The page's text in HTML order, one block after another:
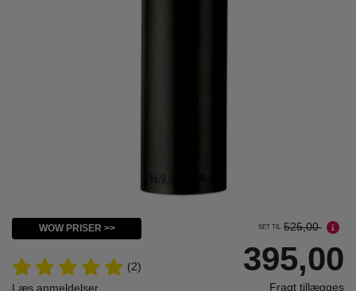
WOW PRISER >>
(2)
Læs anmeldelser
SET TIL 525,00
395,00
Fragt tillægges